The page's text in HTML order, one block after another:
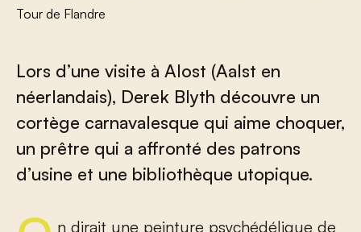
Tour de Flandre
Lors d’une visite à Alost (Aalst en
néerlandais), Derek Blyth découvre un
cortège carnavalesque qui aime choquer,
un prêtre qui a affronté des patrons
d’usine et une bibliothèque utopique.